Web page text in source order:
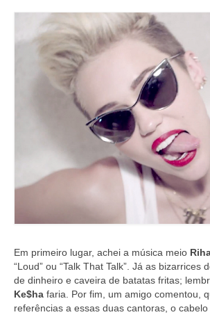
Em primeiro lugar, achei a música meio
“Loud” ou “Talk That Talk”. Já as bizarrices
de dinheiro e caveira de batatas fritas;
Ke$ha faria. Por fim, um amigo comentou,
referências a essas duas cantoras, o